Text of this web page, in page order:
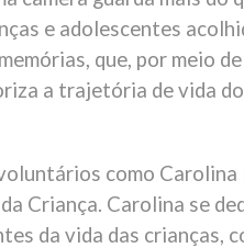
e adolescentes
que, por meio de
a trajetória de vida
como Carolina
Criança. Carolina se
da vida das crianças,